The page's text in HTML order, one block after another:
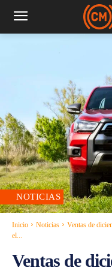
NOTICIAS
Inicio Noticias
Ventas de
el...
Ventas de